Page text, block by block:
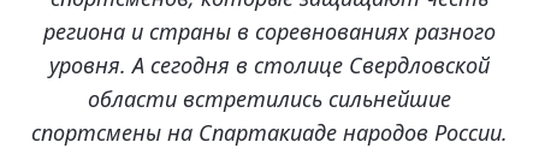
региона и страны в соревнованиях разного
уровня. А сегодня в столице Свердловской
области встретились сильнейшие
спортсмены на Спартакиаде народов России.